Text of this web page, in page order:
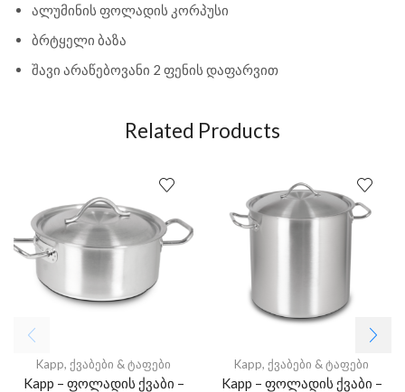
ალუმინის ფოლადის კორპუსი
ბრტყელი ბაზა
შავი არაწებოვანი 2 ფენის დაფარვით
Related Products
Kapp, ქვაბები & ტაფები
Kapp – ფოლადის ქვაბი –
Kapp, ქვაბები & ტაფები
Kapp – ფოლადის ქვაბი –